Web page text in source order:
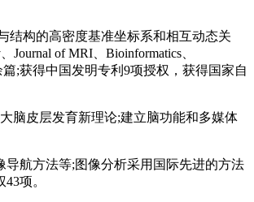
构的高密度基准坐标系和相互动态关
of MRI、Bioinformatics、
;获得中国发明专利9项授权，获得国家自
脑皮层发育新理论;建立脑功能和多媒体
航方法等;图像分析采用国际先进的方法
项。